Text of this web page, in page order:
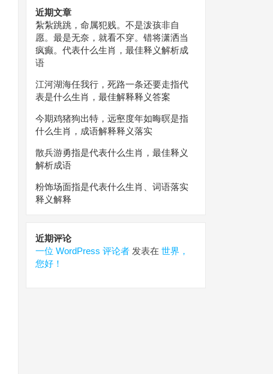
近期文章
紮紮跳跳，命属犯贱。不是泼孩非自
愿。最是无奈，就看不穿。错将潇洒当
疯癫。代表什么生肖，最佳释义解析成
语
江河湖海任我行，死路一条还要走指代
表是什么生肖，最佳解释释义答案
今期鸡猪狗出特，远壑度年如晦暝是指
什么生肖，成语解释释义落实
散兵游勇指是代表什么生肖，最佳释义
解析成语
粉饰场面指是代表什么生肖、词语落实
释义解释
近期评论
一位 WordPress 评论者 发表在 世界，
您好！